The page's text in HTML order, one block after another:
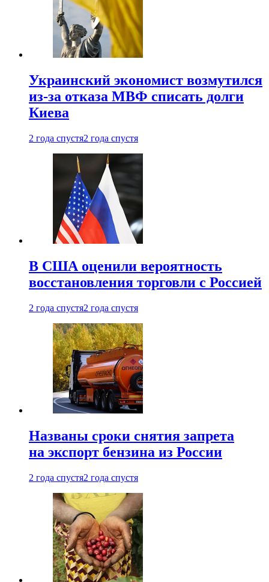
Украинский экономист возмутился
из-за отказа МВФ списать долги
Киева
2 года спустя2 года спустя
В США оценили вероятность
восстановления торговли с Россией
2 года спустя2 года спустя
Названы сроки снятия запрета
на экспорт бензина из России
2 года спустя2 года спустя